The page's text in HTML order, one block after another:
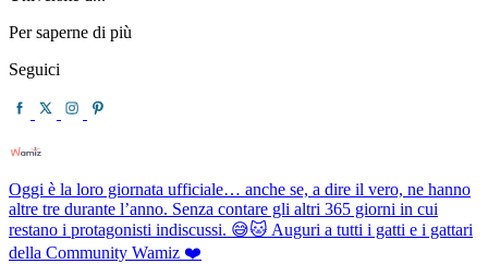
Per saperne di più
Seguici
Oggi è la loro giornata ufficiale… anche se, a dire il vero, ne hanno
altre tre durante l’anno. Senza contare gli altri 365 giorni in cui
restano i protagonisti indiscussi. 😅🐱 Auguri a tutti i gatti e i gattari
della Community Wamiz ❤️